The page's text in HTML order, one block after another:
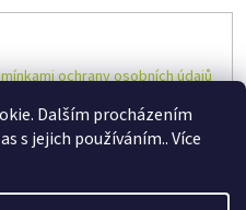
Dalším procházením
s jejich používáním.. Více
ochrany osobních údajů